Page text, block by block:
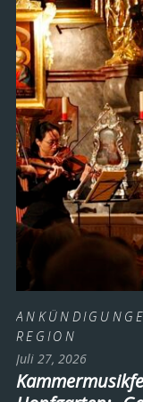
REGION
Juli 27, 2026